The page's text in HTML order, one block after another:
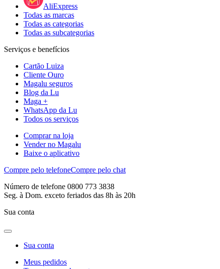
AliExpress
Todas as marcas
Todas as categorias
Todas as subcategorias
Serviços e benefícios
Cartão Luiza
Cliente Ouro
Magalu seguros
Blog da Lu
Maga +
WhatsApp da Lu
Todos os serviços
Comprar na loja
Vender no Magalu
Baixe o aplicativo
Compre pelo telefoneCompre pelo chat
Número de telefone 0800 773 3838
Seg. à Dom. exceto feriados das 8h às 20h
Sua conta
Sua conta
Meus pedidos